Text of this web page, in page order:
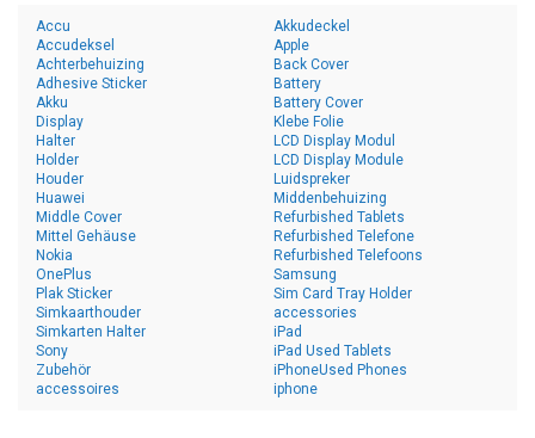
Accu
Accudeksel
Achterbehuizing
Adhesive Sticker
Akku
Akkudeckel
Apple
Back Cover
Battery
Battery Cover
Display
Halter
Holder
Houder
Huawei
Klebe Folie
LCD Display Modul
LCD Display Module
Luidspreker
Middenbehuizing
Middle Cover
Mittel Gehäuse
Nokia
OnePlus
Plak Sticker
Refurbished Tablets
Refurbished Telefone
Refurbished Telefoons
Samsung
Sim Card Tray Holder
Simkaarthouder
Simkarten Halter
Sony
Zubehör
accessoires
accessories
iPad
iPad Used Tablets
iPhoneUsed Phones
iphone